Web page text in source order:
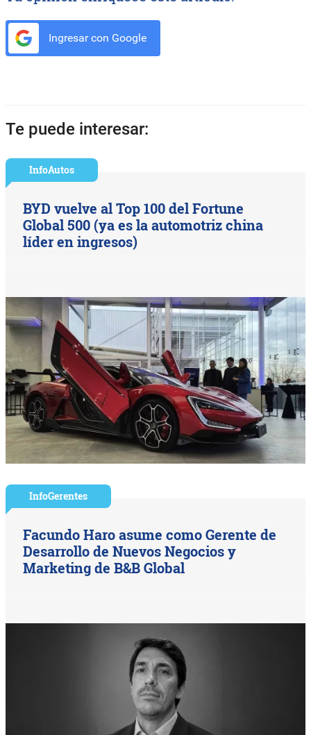
Ingresar con Google
Te puede interesar:
InfoAutos
BYD vuelve al Top 100 del Fortune
Global 500 (ya es la automotriz china
líder en ingresos)
InfoGerentes
Facundo Haro asume como Gerente de
Desarrollo de Nuevos Negocios y
Marketing de B&B Global